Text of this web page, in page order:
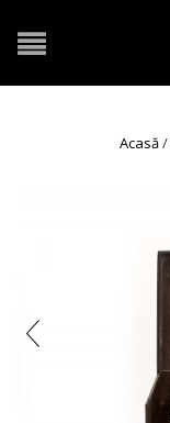
Acasă/